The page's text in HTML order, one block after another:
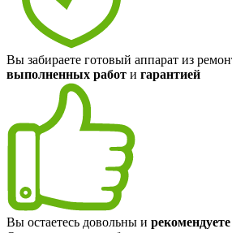
Вы забираете готовый аппарат из
выполненных работ и гарантией
Вы остаетесь довольны и рекомендуете